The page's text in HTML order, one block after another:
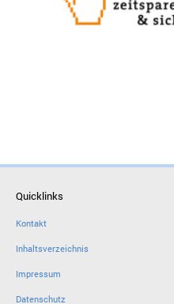
Quicklinks
Kontakt
Inhaltsverzeichnis
Impressum
Datenschutz